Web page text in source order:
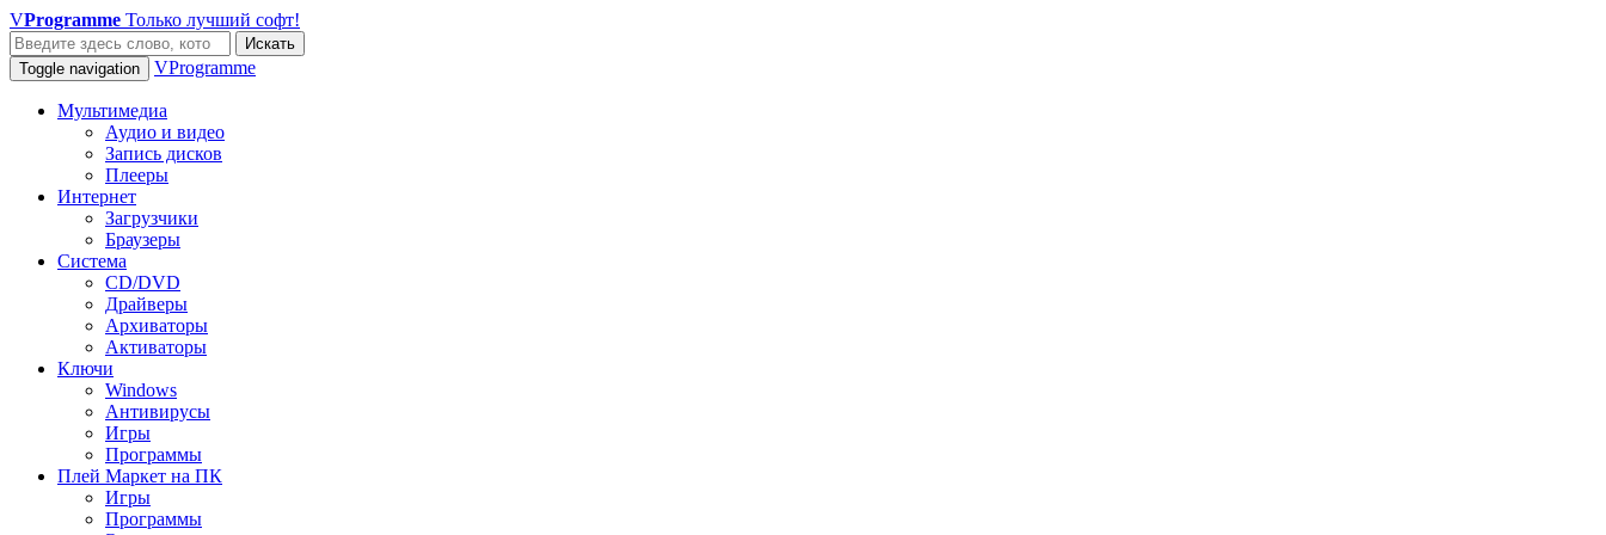
VProgramme Только лучший софт!
Искать
Toggle navigation
VProgramme
Мультимедиа
Аудио и видео
Запись дисков
Плееры
Интернет
Загрузчики
Браузеры
Система
CD/DVD
Драйверы
Архиваторы
Активаторы
Ключи
Windows
Антивирусы
Игры
Программы
Плей Маркет на ПК
Игры
Программы